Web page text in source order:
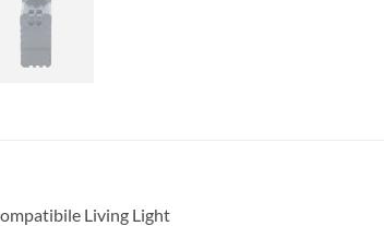
Living Light